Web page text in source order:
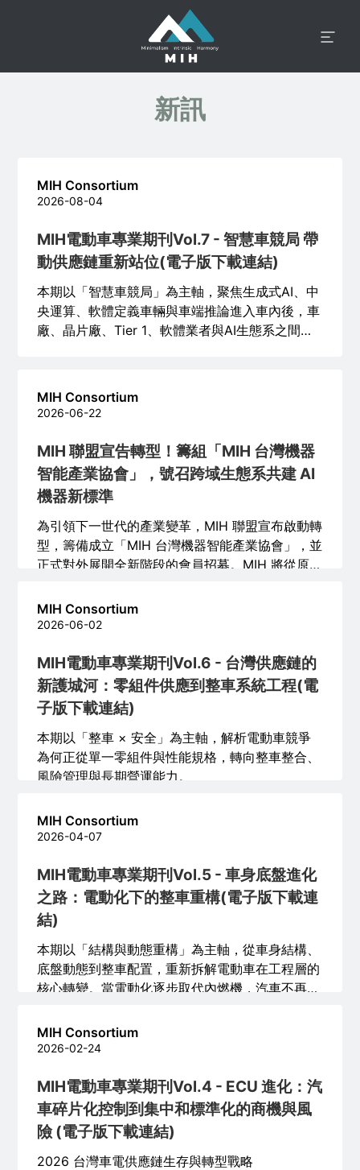
新訊
MIH Consortium
2026-08-04
MIH電動車專業期刊Vol.7 - 智慧車競局 帶
動供應鏈重新站位(電子版下載連結)
本期以「智慧車競局」為主軸，聚焦生成式AI、中
央運算、軟體定義車輛與車端推論進入車內後，車
廠、晶片廠、Tier 1、軟體業者與AI生態系之間的
MIH Consortium
2026-06-22
MIH 聯盟宣告轉型！籌組「MIH 台灣機器
智能產業協會」，號召跨域生態系共建 AI
機器新標準
為引領下一世代的產業變革，MIH 聯盟宣布啟動轉
型，籌備成立「MIH 台灣機器智能產業協會」，並
正式對外展開全新階段的會員招募。MIH 將從原有
AI」為核心聚焦領域，全面連結機器人、邊緣運
算、智慧硬體與軟體開發夥伴，共同建構面向「AI
MIH Consortium
2026-06-02
MIH電動車專業期刊Vol.6 - 台灣供應鏈的
新護城河：零組件供應到整車系統工程(電
子版下載連結)
本期以「整車 × 安全」為主軸，解析電動車競爭
為何正從單一零組件與性能規格，轉向整車整合、
風險管理與長期營運能力。
MIH Consortium
2026-04-07
MIH電動車專業期刊Vol.5 - 車身底盤進化
之路：電動化下的整車重構(電子版下載連
結)
本期以「結構與動態重構」為主軸，從車身結構、
底盤動態到整車配置，重新拆解電動車在工程層的
核心轉變。當電動化逐步取代內燃機，汽車不再只
產品設計邏輯的全面改寫。
MIH Consortium
2026-02-24
MIH電動車專業期刊Vol.4 - ECU 進化：汽
車碎片化控制到集中和標準化的商機與風
險 (電子版下載連結)
2026 台灣車電供應鏈生存與轉型戰略